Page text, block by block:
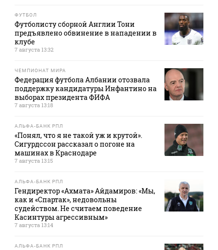
ФУТБОЛ
Футболисту сборной Англии Тони
предъявлено обвинение в нападении в
клубе
7 августа 13:32
ЧЕМПИОНАТ МИРА
Федерация футбола Албании отозвала
поддержку кандидатуры Инфантино на
выборах президента ФИФА
7 августа 13:18
АЛЬФА-БАНК РПЛ
«Понял, что я не такой уж и крутой».
Сигурдссон рассказал о погоне на
машинах в Краснодаре
7 августа 13:15
АЛЬФА-БАНК РПЛ
Гендиректор «Ахмата» Айдамиров: «Мы,
как и «Спартак», недовольны
судейством. Не считаем поведение
Касинтуры агрессивным»
7 августа 13:14
АЛЬФА-БАНК РПЛ